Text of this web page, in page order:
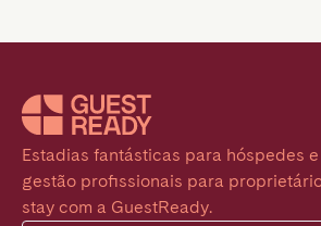
Estadias fantásticas para hóspedes
gestão profissionais para
stay com a GuestReady.